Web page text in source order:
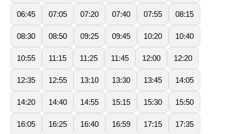
06:45 07:05 07:20 07:40 07:55 08:15
08:30 08:50 09:25 09:45 10:20 10:40
10:55 11:15 11:25 11:45 12:00 12:20
12:35 12:55 13:10 13:30 13:45 14:05
14:20 14:40 14:55 15:15 15:30 15:50
16:05 16:25 16:40 16:59 17:15 17:35